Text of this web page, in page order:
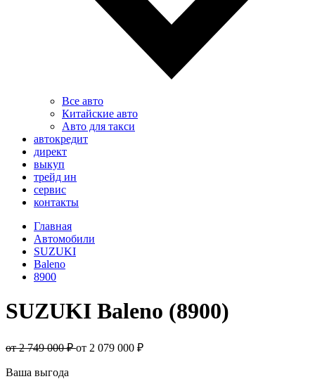
Все авто
Китайские авто
Авто для такси
автокредит
директ
выкуп
трейд ин
сервис
контакты
Главная
Автомобили
SUZUKI
Baleno
8900
SUZUKI Baleno (8900)
от 2 749 000 ₽от 2 079 000 ₽
Ваша выгода